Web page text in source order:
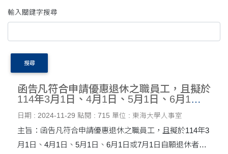
輸入關鍵字搜尋
搜尋
函告凡符合申請優惠退休之職員工，且擬於
114年3月1日、4月1日、5月1日、6月1日
或7月1日自願退休者，得自即日起至自願
退休生效日三個半月前，簽請提出優惠退
休，請查照並轉予貴屬同仁周知。
日期 : 2024-11-29 點閱 : 715 單位 : 東海大學人事室
主旨：函告凡符合申請優惠退休之職員工，且擬於114年3
月1日、4月1日、5月1日、6月1日或7月1日自願退休者，